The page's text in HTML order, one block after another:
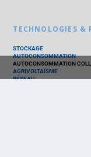
TECHNOLOGIES &
STOCKAGE
AUTOCONSOMMATION
AUTOCONSOMMATION
AGRIVOLTAÏSME
RÉSEAU